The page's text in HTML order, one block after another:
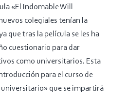
«El Indomable Will
colegiales tenían la
que tras la película se les ha
cuestionario para dar
como universitarios. Esta
para el curso de
que se impartirá